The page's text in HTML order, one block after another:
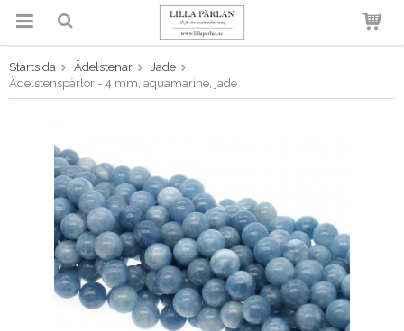
Produkten har blivit tillagd i
varukorgen
Startsida Ädelstenar
Jade
Ädelstenspärlor - 4 mm, aquamarine, jade